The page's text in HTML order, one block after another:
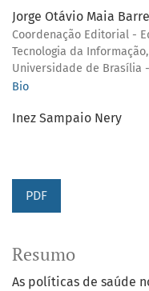
Jorge Otávio Maia
Coordenação Editorial -
Tecnologia da
Universidade de Brasília
Bio
Inez Sampaio Nery
PDF
Resumo
As políticas de saúde